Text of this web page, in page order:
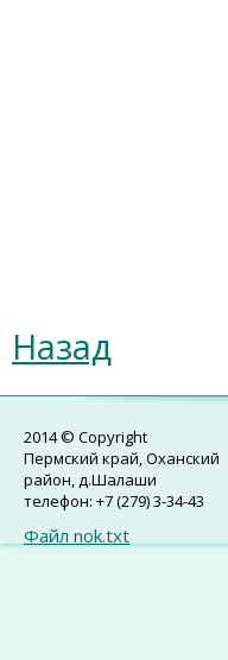
Назад
2014 © Copyright
Пермский край, Оханский
район, д.Шалаши
телефон: +7 (279) 3-34-43
Файл nok.txt